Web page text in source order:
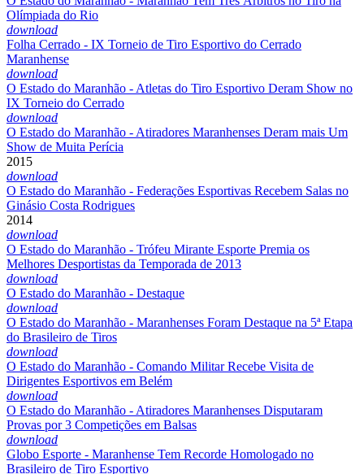
Olímpiada do Rio
download
Folha Cerrado - IX Torneio de Tiro Esportivo do Cerrado
Maranhense
download
O Estado do Maranhão - Atletas do Tiro Esportivo Deram Show no
IX Torneio do Cerrado
download
O Estado do Maranhão - Atiradores Maranhenses Deram mais Um
Show de Muita Perícia
2015
download
O Estado do Maranhão - Federações Esportivas Recebem Salas no
Ginásio Costa Rodrigues
2014
download
O Estado do Maranhão - Trófeu Mirante Esporte Premia os
Melhores Desportistas da Temporada de 2013
download
O Estado do Maranhão - Destaque
download
O Estado do Maranhão - Maranhenses Foram Destaque na 5ª Etapa
do Brasileiro de Tiros
download
O Estado do Maranhão - Comando Militar Recebe Visita de
Dirigentes Esportivos em Belém
download
O Estado do Maranhão - Atiradores Maranhenses Disputaram
Provas por 3 Competições em Balsas
download
Globo Esporte - Maranhense Tem Recorde Homologado no
Brasileiro de Tiro Esportivo